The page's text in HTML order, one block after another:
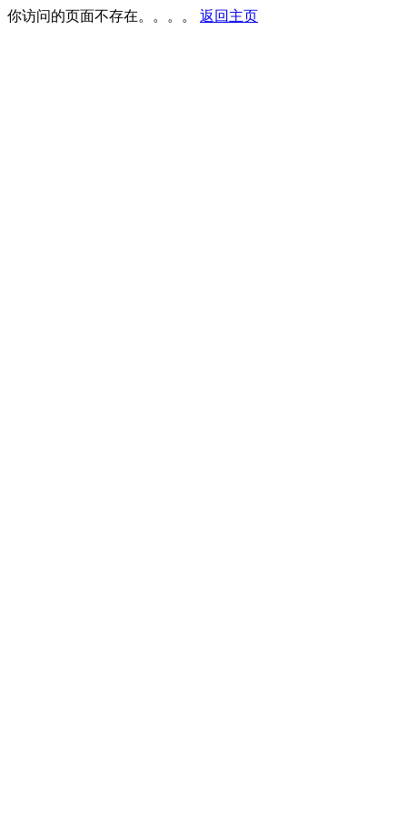
你访问的页面不存在。。。。 返回主页